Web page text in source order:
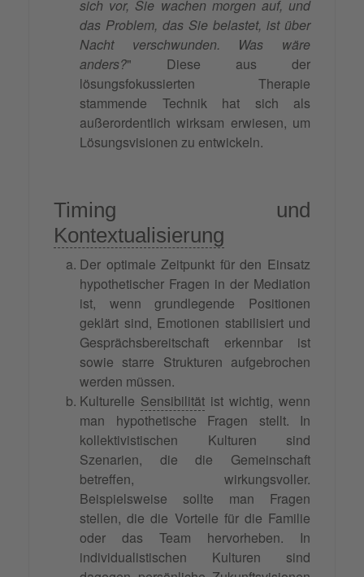
sich vor, Sie wachen morgen auf, und
das Problem, das Sie belastet, ist über
Nacht verschwunden. Was wäre
anders?" Diese aus der
lösungsfokussierten Therapie
stammende Technik hat sich als
außerordentlich wirksam erwiesen, um
Lösungsvisionen zu entwickeln.
Timing und
Kontextualisierung
Der optimale Zeitpunkt für den Einsatz
hypothetischer Fragen in der Mediation
ist, wenn grundlegende Positionen
geklärt sind, Emotionen stabilisiert und
Gesprächsbereitschaft erkennbar ist
sowie starre Strukturen aufgebrochen
werden müssen.
Kulturelle Sensibilität ist wichtig, wenn
man hypothetische Fragen stellt. In
kollektivistischen Kulturen sind
Szenarien, die die Gemeinschaft
betreffen, wirkungsvoller.
Beispielsweise sollte man Fragen
stellen, die die Vorteile für die Familie
oder das Team hervorheben. In
individualistischen Kulturen sind